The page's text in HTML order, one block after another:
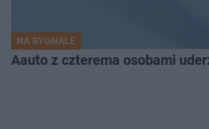
NA SYGNALE
Aauto z czterema osobami